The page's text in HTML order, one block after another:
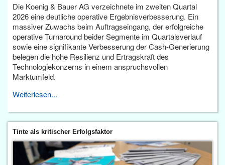
Die Koenig & Bauer AG verzeichnete im zweiten Quartal
2026 eine deutliche operative Ergebnisverbesserung. Ein
massiver Zuwachs beim Auftragseingang, der erfolgreiche
operative Turnaround beider Segmente im Quartalsverlauf
sowie eine signifikante Verbesserung der Cash-Generierung
belegen die hohe Resilienz und Ertragskraft des
Technologiekonzerns in einem anspruchsvollen
Marktumfeld.
Weiterlesen...
Tinte als kritischer Erfolgsfaktor